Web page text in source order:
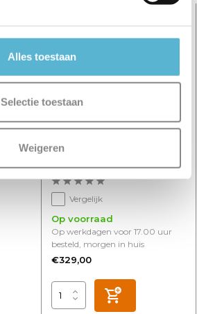
Alles toestaan
Selectie toestaan
Weigerenlichts Ø 25 cm amber-
Vergelijk
Op voorraad
Op werkdagen voor 17.00 uur
besteld, morgen in huis
€329,00